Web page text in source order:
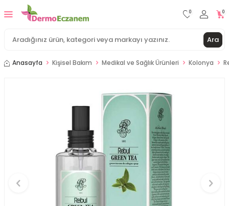
Ara
0 0
Anasayfa Kişisel Bakım Medikal ve Sağlık Ürünleri Kolonya